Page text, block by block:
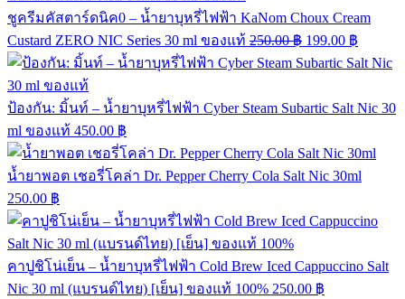
ชูครีมคัสตาร์ดนิค0 – น้ำยาบุหรี่ไฟฟ้า KaNom Choux Cream
Custard ZERO NIC Series 30 ml ของแท้ 250.00฿ 199.00 ฿
ป้องกัน: มิ้นท์ – น้ำยาบุหรี่ไฟฟ้า Cyber Steam Subartic Salt Nic 30
ml ของแท้ 450.00 ฿
น้ำยาพอต เชอรี่โคล่า Dr. Pepper Cherry Cola Salt Nic 30ml
250.00 ฿
คาปูชิโน่เย็น – น้ำยาบุหรี่ไฟฟ้า Cold Brew Iced Cappuccino Salt
Nic 30 ml (แบรนด์ไทย) [เย็น] ของแท้ 100% 250.00 ฿